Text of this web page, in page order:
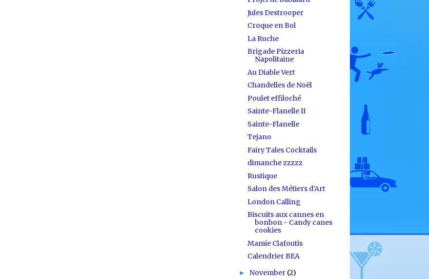
Jules Destrooper
Croque en Bol
La Ruche
Brigade Pizzeria
Napolitaine
Au Diable Vert
Chandelles de Noël
Poulet effiloché
Sainte-Flanelle II
Sainte-Flanelle
Tejano
Fairy Tales Cocktails
dimanche zzzzz
Rustique
Salon des Métiers d'Art
London Calling
Biscuits aux cannes en
bonbon - Candy canes
cookies
Mamie Clafoutis
Calendrier BEA
► November (2)